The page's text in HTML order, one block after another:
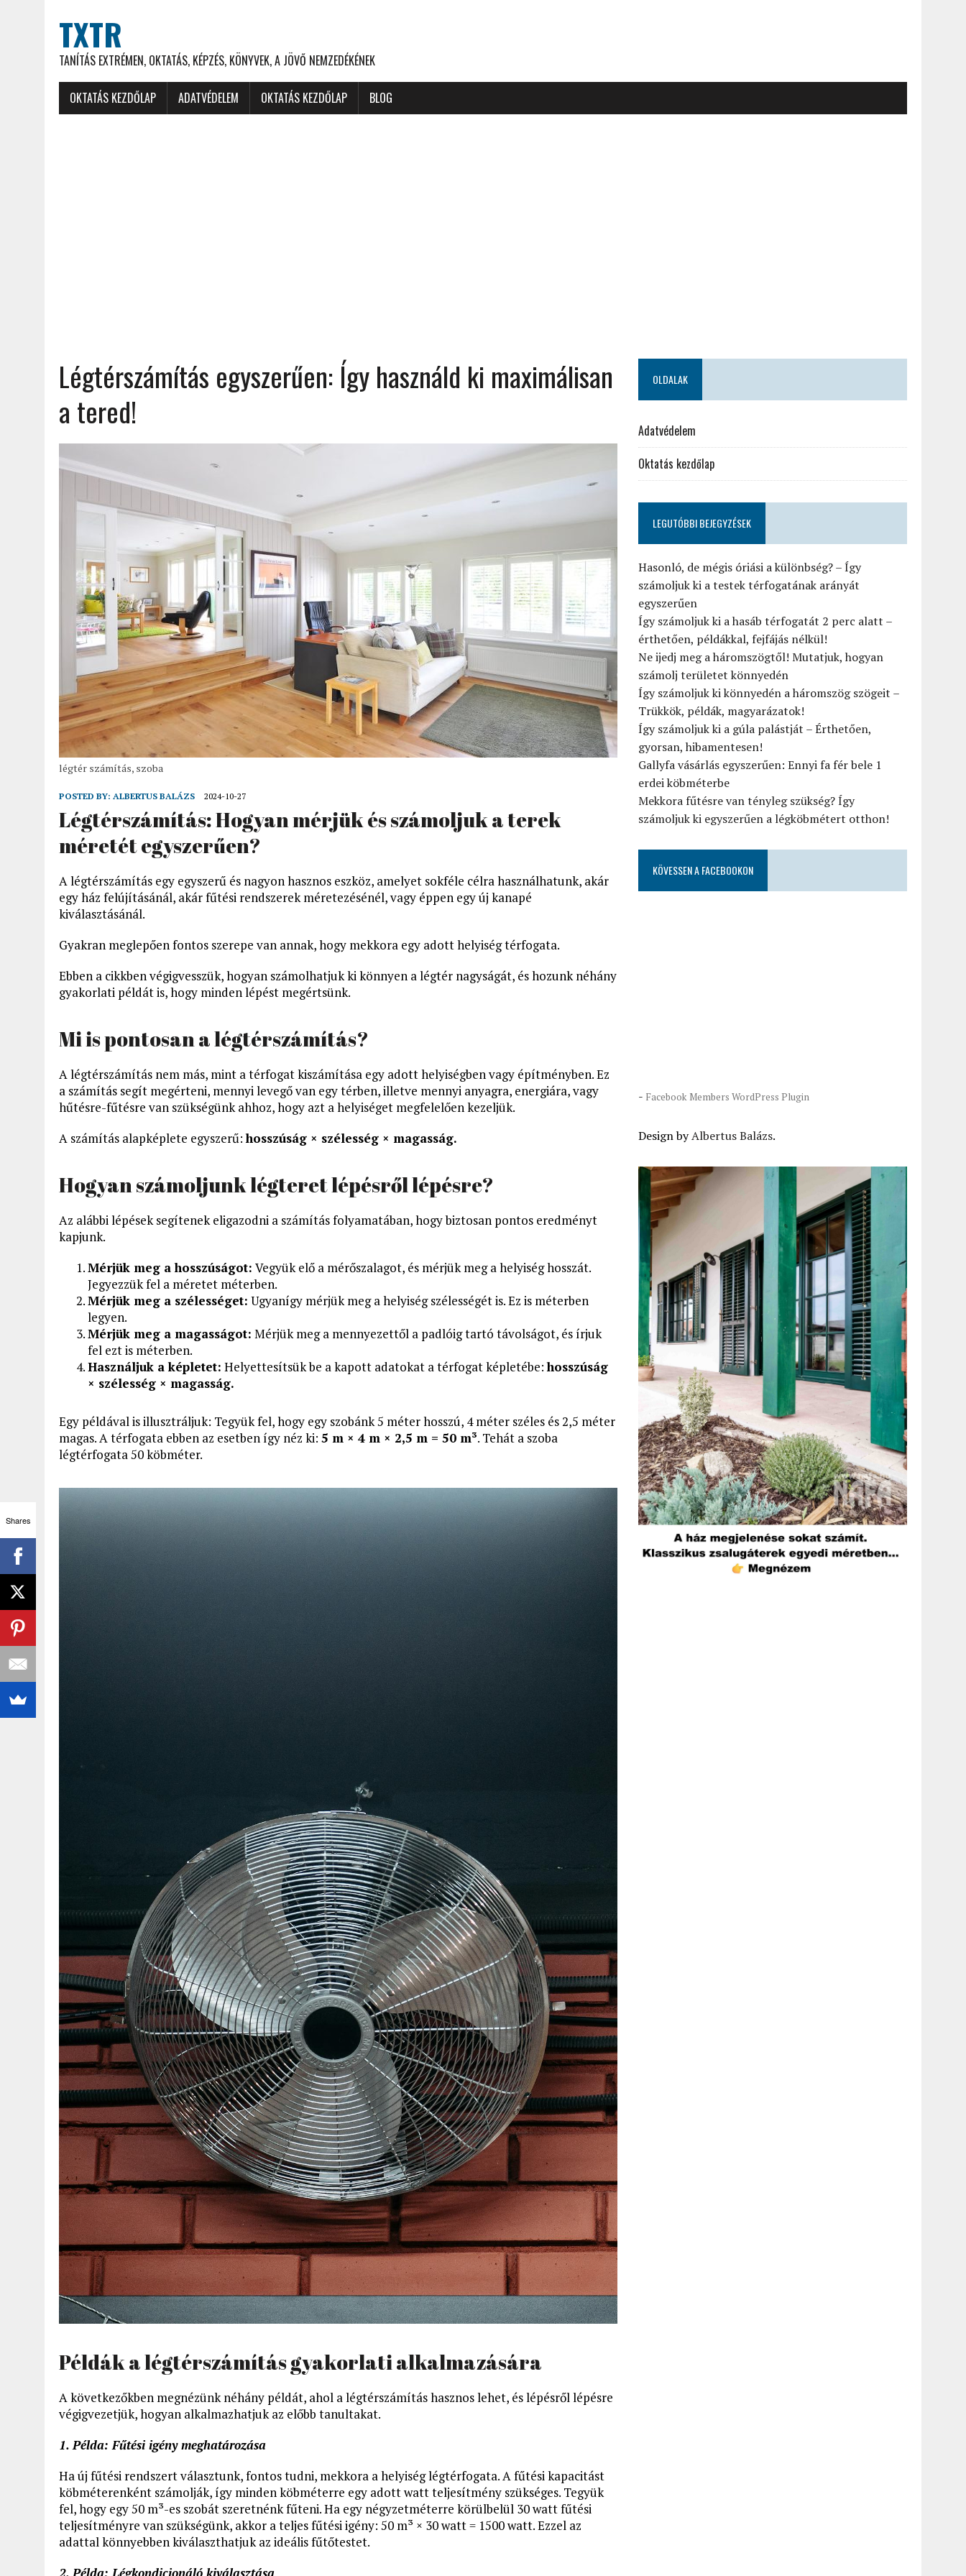
TXTR
TANÍTÁS EXTRÉMEN, OKTATÁS, KÉPZÉS, KÖNYVEK, A JÖVŐ NEMZEDÉKÉNEK
OKTATÁS KEZDŐLAP ADATVÉDELEM OKTATÁS KEZDŐLAP BLOG
Légtérszámítás egyszerűen: Így használd ki maximálisan
a tered!
légtér számítás, szoba
POSTED BY: ALBERTUS BALÁZS 2024-10-27
Légtérszámítás: Hogyan mérjük és számoljuk a terek
méretét egyszerűen?
A légtérszámítás egy egyszerű és nagyon hasznos eszköz, amelyet sokféle célra használhatunk, akár
egy ház felújításánál, akár fűtési rendszerek méretezésénél, vagy éppen egy új kanapé
kiválasztásánál.
Gyakran meglepően fontos szerepe van annak, hogy mekkora egy adott helyiség térfogata.
Ebben a cikkben végigvesszük, hogyan számolhatjuk ki könnyen a légtér nagyságát, és hozunk néhány
gyakorlati példát is, hogy minden lépést megértsünk.
Mi is pontosan a légtérszámítás?
A légtérszámítás nem más, mint a térfogat kiszámítása egy adott helyiségben vagy építményben. Ez
a számítás segít megérteni, mennyi levegő van egy térben, illetve mennyi anyagra, energiára, vagy
hűtésre-fűtésre van szükségünk ahhoz, hogy azt a helyiséget megfelelően kezeljük.
A számítás alapképlete egyszerű:hosszúság × szélesség × magasság.
Hogyan számoljunk légteret lépésről lépésre?
Az alábbi lépések segítenek eligazodni a számítás folyamatában, hogy biztosan pontos eredményt
kapjunk.
Mérjük meg a hosszúságot: Vegyük elő a mérőszalagot, és mérjük meg a helyiség hosszát.
Jegyezzük fel a méretet méterben.
Mérjük meg a szélességet: Ugyanígy mérjük meg a helyiség szélességét is. Ez is méterben
legyen.
Mérjük meg a magasságot: Mérjük meg a mennyezettől a padlóig tartó távolságot, és írjuk
fel ezt is méterben.
Használjuk a képletet: Helyettesítsük be a kapott adatokat a térfogat képletébe:hosszúság
× szélesség × magasság.
Egy példával is illusztráljuk: Tegyük fel, hogy egy szobánk 5 méter hosszú, 4 méter széles és 2,5 méter
magas. A térfogata ebben az esetben így néz ki: 5 m × 4 m × 2,5 m = 50 m³. Tehát a szoba
légtérfogata 50 köbméter.
Példák a légtérszámítás gyakorlati alkalmazására
A következőkben megnézünk néhány példát, ahol a légtérszámítás hasznos lehet, és lépésről lépésre
végigvezetjük, hogyan alkalmazhatjuk az előbb tanultakat.
1. Példa: Fűtési igény meghatározása
Ha új fűtési rendszert választunk, fontos tudni, mekkora a helyiség légtérfogata. A fűtési kapacitást
köbméterenként számolják, így minden köbméterre egy adott watt teljesítmény szükséges. Tegyük
fel, hogy egy 50 m³-es szobát szeretnénk fűteni. Ha egy négyzetméterre körülbelül 30 watt fűtési
teljesítményre van szükségünk, akkor a teljes fűtési igény: 50 m³ × 30 watt = 1500 watt. Ezzel az
adattal könnyebben kiválaszthatjuk az ideális fűtőtestet.
OLDALAK
Adatvédelem
Oktatás kezdőlap
LEGUTÓBBI BEJEGYZÉSEK
Hasonló, de mégis óriási a különbség? – Így
számoljuk ki a testek térfogatának arányát
egyszerűen
Így számoljuk ki a hasáb térfogatát 2 perc alatt –
érthetően, példákkal, fejfájás nélkül!
Ne ijedj meg a háromszögtől! Mutatjuk, hogyan
számolj területet könnyedén
Így számoljuk ki könnyedén a háromszög szögeit –
Trükkök, példák, magyarázatok!
Így számoljuk ki a gúla palástját – Érthetően,
gyorsan, hibamentesen!
Gallyfa vásárlás egyszerűen: Ennyi fa fér bele 1
erdei köbméterbe
Mekkora fűtésre van tényleg szükség? Így
számoljuk ki egyszerűen a légköbmétert otthon!
KÖVESSEN A FACEBOOKON
- Facebook Members WordPress Plugin
Design byAlbertus Balázs.
Shares